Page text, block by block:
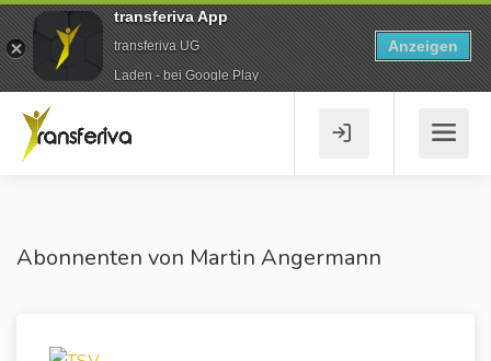
Abonnenten von Martin Angermann
transferiva App
transferiva UG
Laden - bei Google Play
Anzeigen